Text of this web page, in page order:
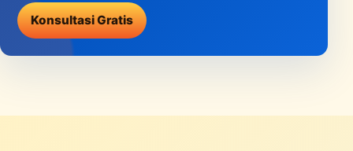
Konsultasi Gratis